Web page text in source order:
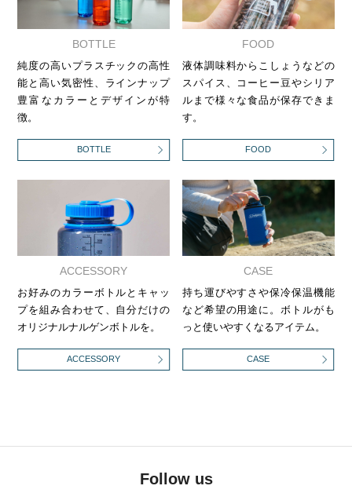
BOTTLE
純度の高いプラスチックの高性
能と高い気密性、ラインナップ
豊富なカラーとデザインが特
徴。
BOTTLE
FOOD
液体調味料からこしょうなどの
スパイス、コーヒー豆やシリア
ルまで様々な食品が保存できま
す。
FOOD
ACCESSORY
お好みのカラーボトルとキャッ
プを組み合わせて、自分だけの
オリジナルナルゲンボトルを。
ACCESSORY
CASE
持ち運びやすさや保冷保温機能
など希望の用途に。ボトルがも
っと使いやすくなるアイテム。
CASE
Follow us